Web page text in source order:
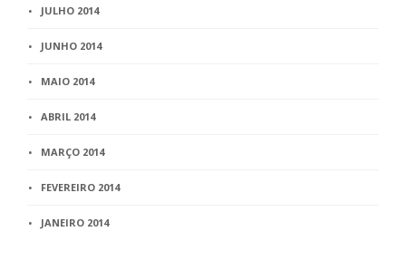
JULHO 2014
JUNHO 2014
MAIO 2014
ABRIL 2014
MARÇO 2014
FEVEREIRO 2014
JANEIRO 2014